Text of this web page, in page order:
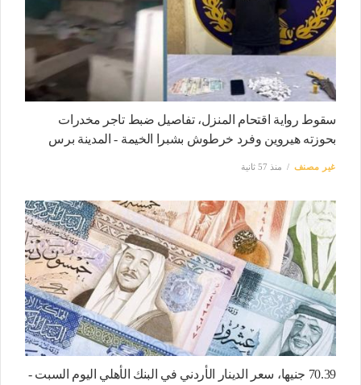
سقوط رواية اقتحام المنزل، تفاصيل ضبط تاجر مخدرات
بحوزته هيروين وفرد خرطوش بشبرا الخيمة - المدينة برس
غير مصنف منذ 57 ثانية
70.39 جنيها، سعر الدينار الأردني في البنك الأهلي اليوم السبت -